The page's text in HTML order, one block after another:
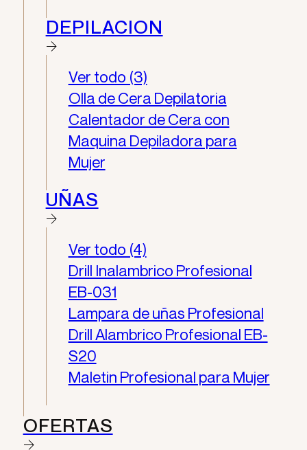
DEPILACION
Ver todo (3)
Olla de Cera Depilatoria
Calentador de Cera con
Maquina Depiladora para
Mujer
UÑAS
Ver todo (4)
Drill Inalambrico Profesional
EB-031
Lampara de uñas Profesional
Drill Alambrico Profesional EB-
S20
Maletin Profesional para Mujer
OFERTAS